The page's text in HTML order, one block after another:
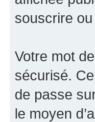
souscrire ou
Votre mot
sécurisé.
de passe
le moyen